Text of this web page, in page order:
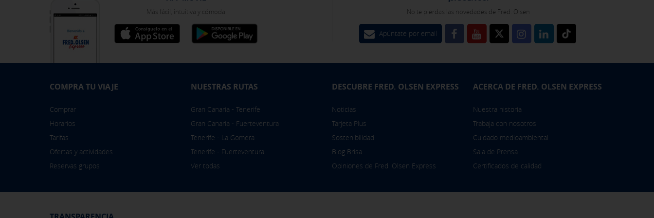
Más fácil, intuitiva y cómoda No te pierdas las novedades de Fred. Olsen
Apúntate por email
COMPRA TU VIAJE
Comprar
Horarios
Tarifas
Ofertas y actividades
Reservas grupos
NUESTRAS RUTAS
Gran Canaria - Tenerife
Gran Canaria - Fuerteventura
Tenerife - La Gomera
Tenerife - Fuerteventura
Ver todas
DESCUBRE FRED. OLSEN EXPRESS
Noticias
Tarjeta Plus
Sostenibilidad
Blog Brisa
Opiniones de Fred. Olsen Express
ACERCA DE FRED. OLSEN EXPRESS
Nuestra historia
Trabaja con nosotros
Cuidado medioambiental
Sala de Prensa
Certificados de calidad